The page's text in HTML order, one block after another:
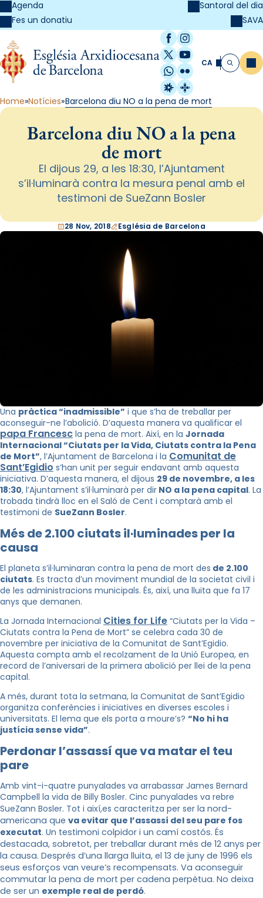
Agenda
Fes un donatiu
Santoral del dia
SAVA
Facebook
Instagram
X / Twitter
YouTube
WhatsApp
Flickr
Radio Estel
Catalunya
CA Cerca
Home Notícies Barcelona diu NO a la pena de mort
Barcelona diu NO a la pena
de mort
El dijous 29, a les 18:30, l’Ajuntament
s’il·luminarà contra la mesura penal amb el
testimoni de SueZann Bosler
28 Nov, 2018 Església de Barcelona
Una pràctica “inadmissible” i que s’ha de treballar per
aconseguir-ne l’abolició. D’aquesta manera va qualificar el
papa Francesc la pena de mort. Així, en la Jornada
Internacional “Ciutats per la Vida, Ciutats contra la Pena
de Mort”, l’Ajuntament de Barcelona i la Comunitat de
Sant’Egidio s’han unit per seguir endavant amb aquesta
iniciativa. D’aquesta manera, el dijous 29 de novembre, a les
18:30, l’Ajuntament s’il·luminarà per dir NO a la pena capital. La
trobada tindrà lloc en el Saló de Cent i comptarà amb el
testimoni de SueZann Bosler.
Més de 2.100 ciutats il·luminades per la
causa
El planeta s’il·luminaran contra la pena de mort des de 2.100
ciutats. Es tracta d’un moviment mundial de la societat civil i
de les administracions municipals. És, així, una lluita que fa 17
anys que demanen.
La Jornada Internacional Cities for Life “Ciutats per la Vida –
Ciutats contra la Pena de Mort” se celebra cada 30 de
novembre per iniciativa de la Comunitat de Sant’Egidio.
Aquesta compta amb el recolzament de la Unió Europea, en
record de l’aniversari de la primera abolició per llei de la pena
capital.
A més, durant tota la setmana, la Comunitat de Sant’Egidio
organitza conferències i iniciatives en diverses escoles i
universitats. El lema que els porta a moure’s? “No hi ha
justícia sense vida”.
Perdonar l’assassí que va matar el teu
pare
Amb vint-i-quatre punyalades va arrabassar James Bernard
Campbell la vida de Billy Bosler. Cinc punyalades va rebre
SueZann Bosler. Tot i així,es caracteritza per ser la nord-
americana que va evitar que l’assassí del seu pare fos
executat. Un testimoni colpidor i un camí costós. És
destacada, sobretot, per treballar durant més de 12 anys per
la causa. Després d’una llarga lluita, el 13 de juny de 1996 els
seus esforços van veure’s recompensats. Va aconseguir
commutar la pena de mort per cadena perpètua. No deixa
de ser un exemple real de perdó.